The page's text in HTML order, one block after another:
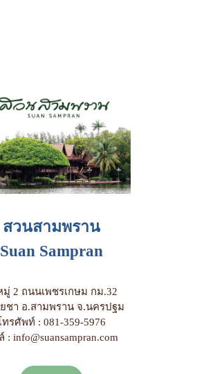
สวนสามพราน
Suan Sampran
มู่ 2 ถนนเพชรเกษม กม.32
ชา อ.สามพราน จ.นครปฐม
ทรศัพท์ : 081-359-5976
: info@suansampran.com